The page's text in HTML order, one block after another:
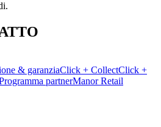
& garanziaClick + CollectClick +
partnerManor Retail